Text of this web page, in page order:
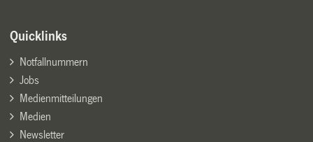
Quicklinks
Notfallnummern
Jobs
Medienmitteilungen
Medien
Newsletter